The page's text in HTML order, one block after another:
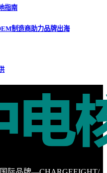
指南
制造商助力品牌出海